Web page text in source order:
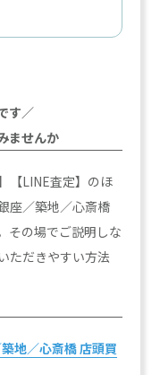
す／
ませんか
【LINE査定】のほ
座／築地／心斎橋
その場でご説明しな
ただきやすい方法
地／心斎橋 店頭買